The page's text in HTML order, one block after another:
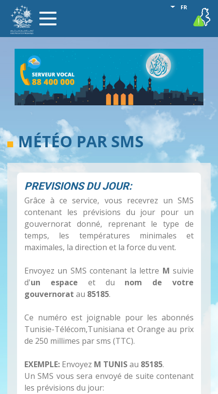
contenu
Toggle
navigation
FR
Lister les
vigilance
MÉTÉO PAR SMS
PREVISIONS DU JOUR:
Grâce à ce service, vous recevrez un SMS
contenant les prévisions du jour pour un
gouvernorat donné, reprenant le type de
temps, les températures minimales et
maximales, la direction et la force du vent.
Envoyez un SMS contenant la lettre M suivie
d'un espace et du nom de votre
gouvernorat au 85185.
Ce numéro est joignable pour les abonnés
Tunisie-Télécom,Tunisiana et Orange au prix
de 250 millimes par sms (TTC).
EXEMPLE: Envoyez M TUNISau 85185.
Un SMS vous sera envoyé de suite contenant
les prévisions du jour: